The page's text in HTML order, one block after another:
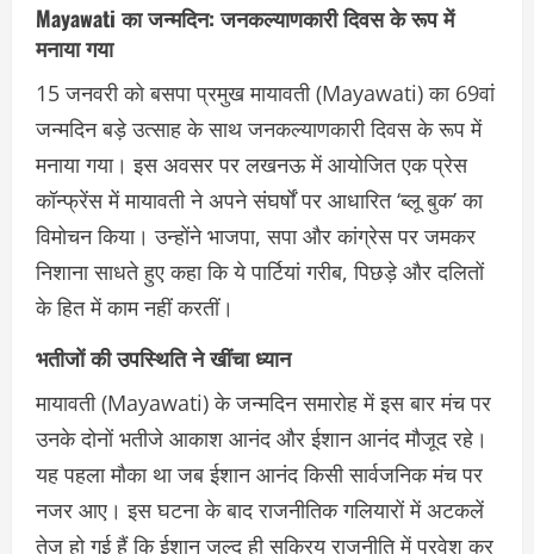
Mayawati का जन्मदिन: जनकल्याणकारी दिवस के रूप में
मनाया गया
15 जनवरी को बसपा प्रमुख मायावती (Mayawati) का 69वां
जन्मदिन बड़े उत्साह के साथ जनकल्याणकारी दिवस के रूप में
मनाया गया। इस अवसर पर लखनऊ में आयोजित एक प्रेस
कॉन्फ्रेंस में मायावती ने अपने संघर्षों पर आधारित ‘ब्लू बुक’ का
विमोचन किया। उन्होंने भाजपा, सपा और कांग्रेस पर जमकर
निशाना साधते हुए कहा कि ये पार्टियां गरीब, पिछड़े और दलितों
के हित में काम नहीं करतीं।
भतीजों की उपस्थिति ने खींचा ध्यान
मायावती (Mayawati) के जन्मदिन समारोह में इस बार मंच पर
उनके दोनों भतीजे आकाश आनंद और ईशान आनंद मौजूद रहे।
यह पहला मौका था जब ईशान आनंद किसी सार्वजनिक मंच पर
नजर आए। इस घटना के बाद राजनीतिक गलियारों में अटकलें
तेज हो गई हैं कि ईशान जल्द ही सक्रिय राजनीति में प्रवेश कर